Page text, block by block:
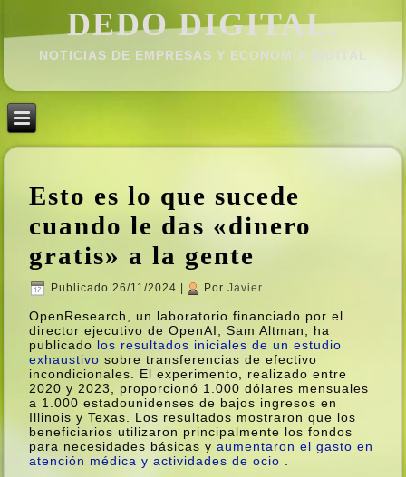
DEDO DIGITAL.
NOTICIAS DE EMPRESAS Y ECONOMÍ­A DIGITAL
Esto es lo que sucede
cuando le das «dinero
gratis» a la gente
Publicado 26/11/2024 Por Javier
OpenResearch, un laboratorio financiado por el
director ejecutivo de OpenAI, Sam Altman, ha
publicado los resultados iniciales de un estudio
exhaustivo sobre transferencias de efectivo
incondicionales. El experimento, realizado entre
2020 y 2023, proporcionó 1.000 dólares mensuales
a 1.000 estadounidenses de bajos ingresos en
Illinois y Texas. Los resultados mostraron que los
beneficiarios utilizaron principalmente los fondos
para necesidades básicas yaumentaron el gasto en
atención médica y actividades de ocio